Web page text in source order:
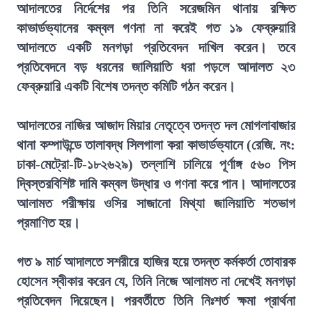
আদালতের নির্দেশের পর তিনি সরেজমিন থানায় রক্ষিত
কাভার্ডভ্যানের কম্বল গণনা না করেই গত ১৯ ফেব্রুয়ারি
আদালতে একটি মনগড়া প্রতিবেদন দাখিল করেন। তবে
প্রতিবেদনে বড় ধরনের জালিয়াতি ধরা পড়লে আদালত ২৩
ফেব্রুয়ারি একটি বিশেষ তদন্ত কমিটি গঠন করেন।
আদালতের নাজির আজাদ মিয়ার নেতৃত্বে তদন্ত দল মোগলাবাজার
থানা কম্পাউন্ডে তালাবদ্ধ সিলগালা করা কাভার্ডভ্যানে (রেজি. নং:
ঢাকা-মেট্রো-টি-১৮২৬২৯) তল্লাশি চালিয়ে পূর্ণাঙ্গ ৫৬০ পিস
দ্বিস্তরবিশিষ্ট দামি কম্বল উদ্ধার ও গণনা করে পান। আদালতের
আলামত পরীক্ষায় ওসির সাজানো মিথ্যা জালিয়াতি শতভাগ
প্রমাণিত হয়।
গত ৯ মার্চ আদালতে সশরীরে হাজির হয়ে তদন্ত কর্মকর্তা তোবারক
হোসেন স্বীকার করেন যে, তিনি নিজে আলামত না দেখেই মনগড়া
প্রতিবেদন দিয়েছেন। পরবর্তীতে তিনি নিঃশর্ত ক্ষমা প্রার্থনা